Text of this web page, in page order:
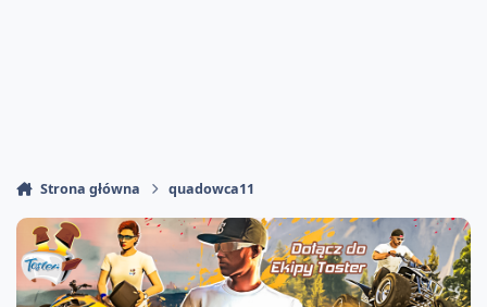
Strona główna quadowca11